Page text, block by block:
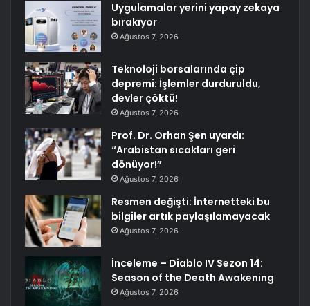
Uygulamalar yerini yapay zekaya
bırakıyor
Ağustos 7, 2026
Teknoloji borsalarında çip
depremi: İşlemler durduruldu,
devler çöktü!
Ağustos 7, 2026
Prof. Dr. Orhan Şen uyardı:
“Arabistan sıcakları geri
dönüyor!”
Ağustos 7, 2026
Resmen değişti: İnternetteki bu
bilgiler artık paylaşılamayacak
Ağustos 7, 2026
İnceleme – Diablo IV Sezon 14:
Season of the Death Awakening
Ağustos 7, 2026